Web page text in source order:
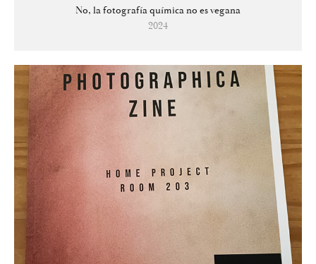
No, la fotografía química no es vegana
2024